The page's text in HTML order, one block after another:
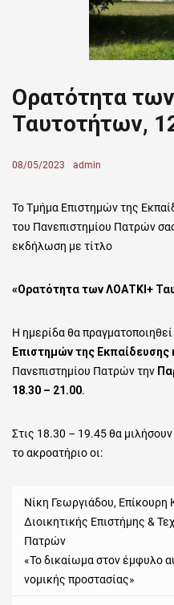
Ορατότητα
Ταυτοτήτων,
Posted
08/05/2023 Author
admin
Το Τμήμα Επιστημών της
του Πανεπιστημίου Πατρών
εκδήλωση με τίτλο
«Ορατότητα των ΛΟΑΤΚΙ+
Η ημερίδα θα
Επιστημών της Εκπαίδευσης
Πανεπιστημίου Πατρών την
18.30 – 21.00.
Στις 18.30 – 19.45 θα
το ακροατήριο οι:
Νίκη Γεωργιάδου, Επίκουρη
Διοικητικής Επιστήμης &
Πατρών
«Το δικαίωμα στον έμφυλο
νομικής προστασίας»